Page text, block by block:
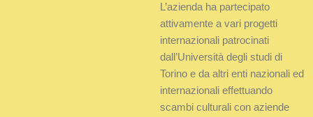
L’azienda ha partecipato
attivamente a vari progetti
internazionali patrocinati
dall’Università degli studi di
Torino e da altri enti nazionali ed
internazionali effettuando
scambi culturali con aziende